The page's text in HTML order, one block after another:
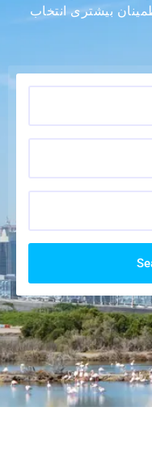
بیشتری انتخاب